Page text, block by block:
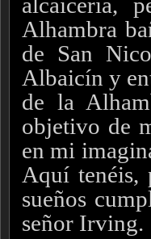
Alhambra
de San
Albaicín y
de la
objetivo de
en mi
Aquí tenéis,
sueños
señor Irving.